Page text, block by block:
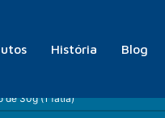
História Blog
de 30g (1 fatia)